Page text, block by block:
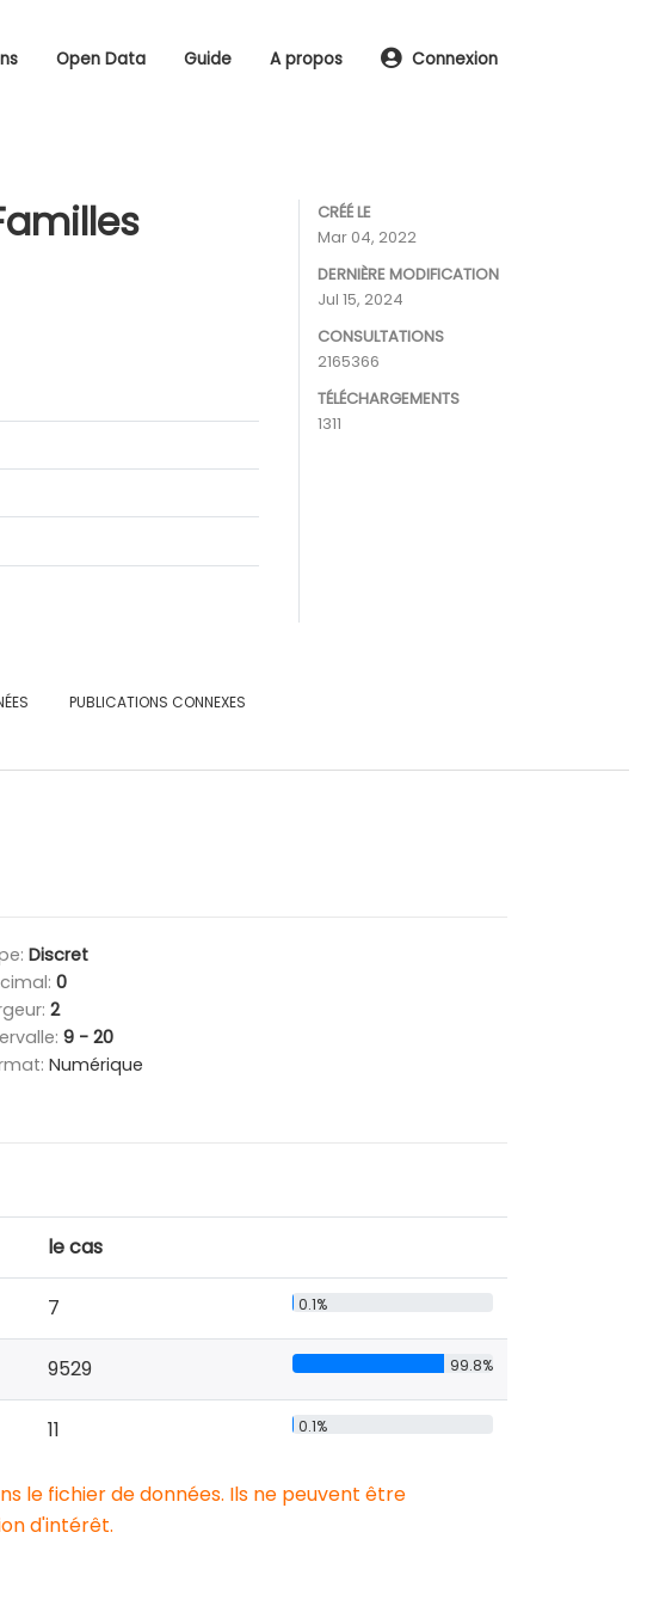
Open Data Guide A propos Connexion
CRÉÉ LE
Mar 04, 2022
DERNIÈRE MODIFICATION
Jul 15, 2024
CONSULTATIONS
2165366
TÉLÉCHARGEMENTS
1311
PUBLICATIONS CONNEXES
Discret
0
2
9 - 20
Numérique
le cas
7 0.1%
9529 99.8%
11 0.1%
le fichier de données. Ils ne peuvent être
d'intérêt.